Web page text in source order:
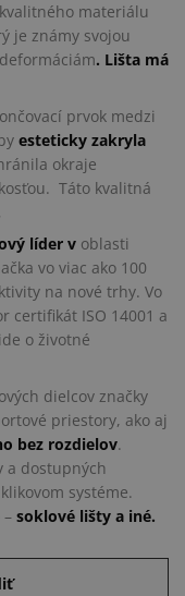
materiálu
je známy svojou
. Lišta má
prvok medzi
esteticky zakryla
okraje
Táto kvalitná
líder v oblasti
vo viac ako 100
na nové trhy. Vo
certifikát ISO 14001 a
o životné
dielcov značky
priestory, ako aj
bez rozdielov.
a dostupných
systéme.
soklové lišty a iné.